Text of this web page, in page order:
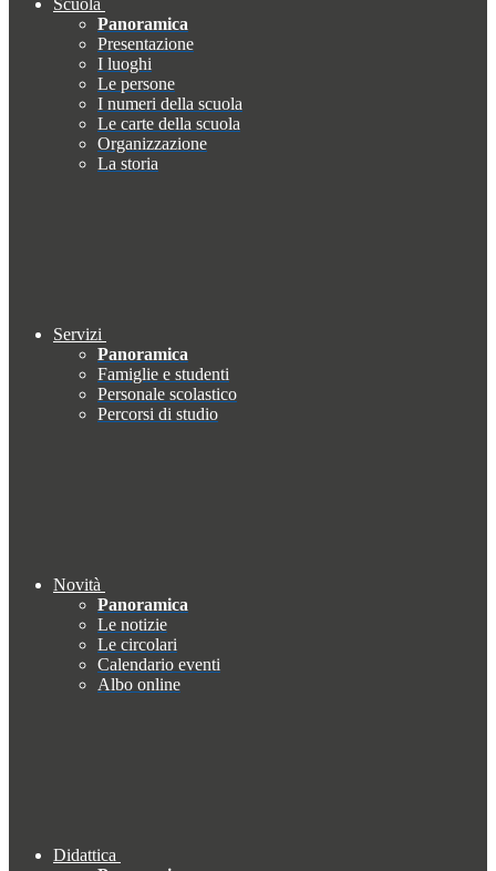
Scuola
Panoramica
Presentazione
I luoghi
Le persone
I numeri della scuola
Le carte della scuola
Organizzazione
La storia
Servizi
Panoramica
Famiglie e studenti
Personale scolastico
Percorsi di studio
Novità
Panoramica
Le notizie
Le circolari
Calendario eventi
Albo online
Didattica